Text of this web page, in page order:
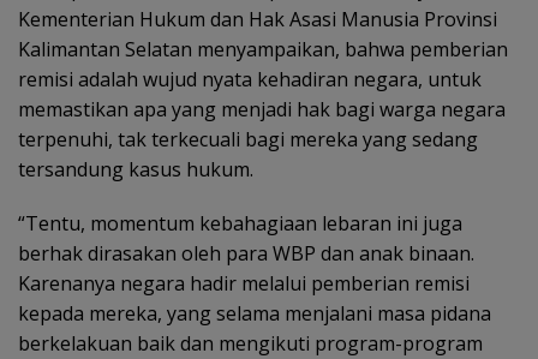
Kementerian Hukum dan Hak Asasi Manusia Provinsi
Kalimantan Selatan menyampaikan, bahwa pemberian
remisi adalah wujud nyata kehadiran negara, untuk
memastikan apa yang menjadi hak bagi warga negara
terpenuhi, tak terkecuali bagi mereka yang sedang
tersandung kasus hukum.
“Tentu, momentum kebahagiaan lebaran ini juga
berhak dirasakan oleh para WBP dan anak binaan.
Karenanya negara hadir melalui pemberian remisi
kepada mereka, yang selama menjalani masa pidana
berkelakuan baik dan mengikuti program-program